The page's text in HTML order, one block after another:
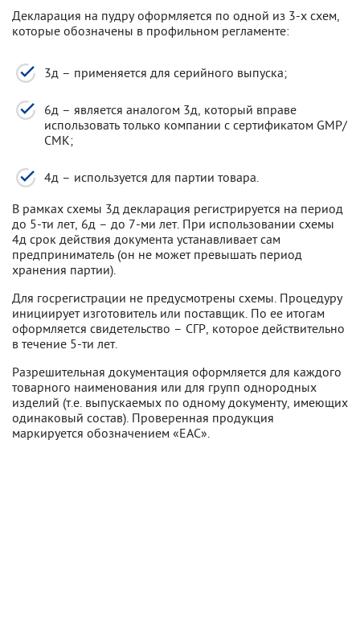
Декларация на пудру оформляется по одной из 3-х схем,
которые обозначены в профильном регламенте:
3д – применяется для серийного выпуска;
6д – является аналогом 3д, который вправе
использовать только компании с сертификатом GMP/
СМК;
4д – используется для партии товара.
В рамках схемы 3д декларация регистрируется на период
до 5-ти лет, 6д – до 7-ми лет. При использовании схемы
4д срок действия документа устанавливает сам
предприниматель (он не может превышать период
хранения партии).
Для госрегистрации не предусмотрены схемы. Процедуру
инициирует изготовитель или поставщик. По ее итогам
оформляется свидетельство – СГР, которое действительно
в течение 5-ти лет.
Разрешительная документация оформляется для каждого
товарного наименования или для групп однородных
изделий (т.е. выпускаемых по одному документу, имеющих
одинаковый состав). Проверенная продукция
маркируется обозначением «ЕАС».